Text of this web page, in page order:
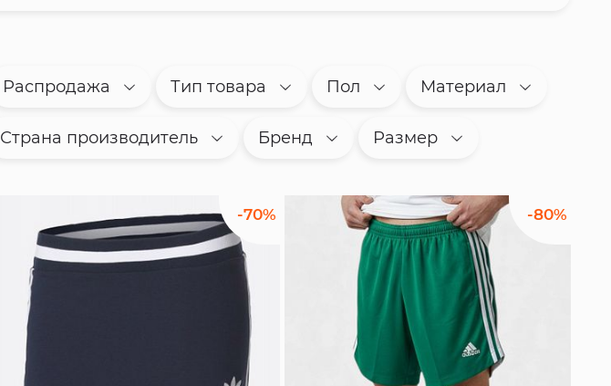
Распродажа Тип товара Пол Материал
Страна производитель Бренд Размер
-70% -80%